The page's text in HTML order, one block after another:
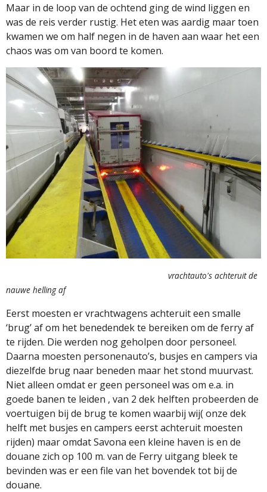
Maar in de loop van de ochtend ging de wind liggen en
was de reis verder rustig. Het eten was aardig maar toen
kwamen we om half negen in de haven aan waar het een
chaos was om van boord te komen.
vrachtauto's achteruit de
nauwe helling af
Eerst moesten er vrachtwagens achteruit een smalle
‘brug’ af om het benedendek te bereiken om de ferry af
te rijden. Die werden nog geholpen door personeel.
Daarna moesten personenauto’s, busjes en campers via
diezelfde brug naar beneden maar het stond muurvast.
Niet alleen omdat er geen personeel was om e.a. in
goede banen te leiden , van 2 dek helften probeerden de
voertuigen bij de brug te komen waarbij wij( onze dek
helft met busjes en campers eerst achteruit moesten
rijden) maar omdat Savona een kleine haven is en de
douane zich op 100 m. van de Ferry uitgang bleek te
bevinden was er een file van het bovendek tot bij de
douane.